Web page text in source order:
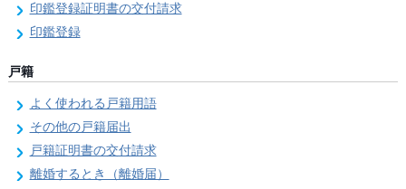
印鑑登録証明書の交付請求
印鑑登録
戸籍
よく使われる戸籍用語
その他の戸籍届出
戸籍証明書の交付請求
離婚するとき（離婚届）